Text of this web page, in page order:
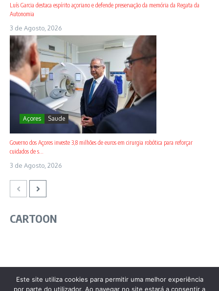
Luís Garcia destaca espírito açoriano e defende preservação da memória da Regata da
Autonomia
3 de Agosto, 2026
Açores Saude
Governo dos Açores investe 3,8 milhões de euros em cirurgia robótica para reforçar
cuidados de s...
3 de Agosto, 2026
CARTOON
Este site utiliza cookies para permitir uma melhor experiência
por parte do utilizador. Ao navegar no site estará a consentir a